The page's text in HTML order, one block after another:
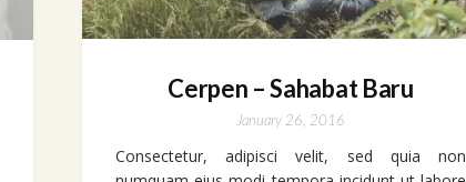
Cerpen – Sahabat Baru
January 26, 2016
Consectetur, adipisci velit, sed quia non